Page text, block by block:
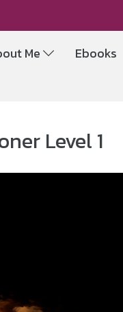
Me Ebooks
Level 1